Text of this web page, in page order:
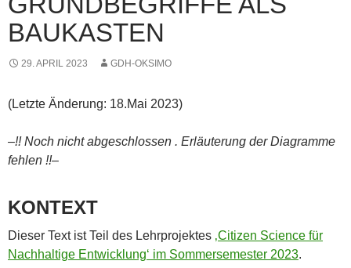
BAUKASTEN
29. APRIL 2023 GDH-OKSIMO
(Letzte Änderung: 18.Mai 2023)
–!! Noch nicht abgeschlossen . Erläuterung der Diagramme
fehlen !!–
KONTEXT
Dieser Text ist Teil des Lehrprojektes ‚Citizen Science für
Nachhaltige Entwicklung‘ im Sommersemester 2023.